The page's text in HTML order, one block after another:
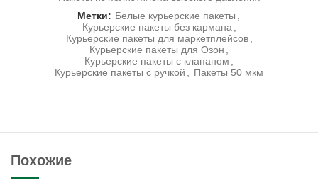
Метки: Белые курьерские пакеты
Курьерские пакеты без кармана
Курьерские пакеты для маркетплейсов
Курьерские пакеты для Озон
Курьерские пакеты с клапаном
Курьерские пакеты с ручкой
Пакеты 50 мкм
Похожие